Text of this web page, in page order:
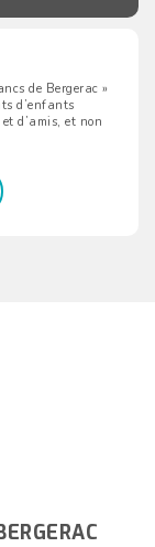
de Bergerac »
d’enfants
d’amis, et non